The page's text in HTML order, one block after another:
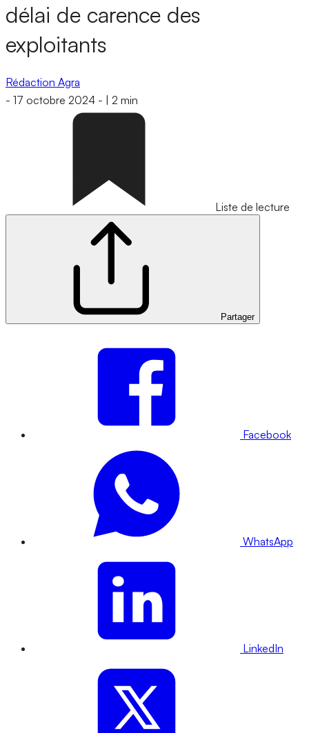
délai de carence des
exploitants
Rédaction Agra
- 17 octobre 2024 - 2 min
Liste de lecture
Partager
Facebook
WhatsApp
LinkedIn